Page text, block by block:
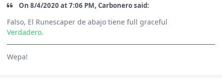
On 8/4/2020 at 7:06 PM, Carbonero said:
Falso, El Runescaper de abajo tiene full graceful
Verdadero.
Wepa!